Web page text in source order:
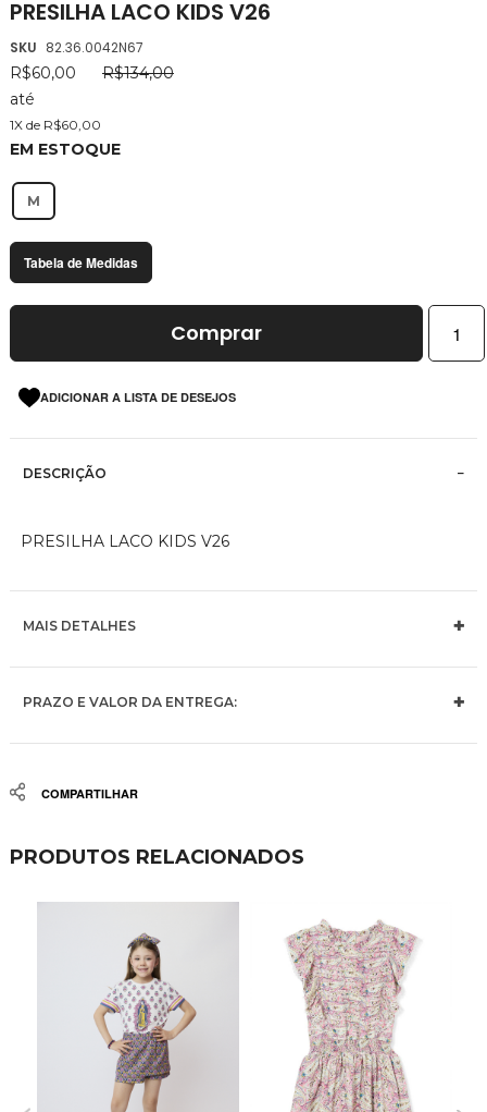
PRESILHA LACO KIDS V26
SKU 82.36.0042N67
R$60,00
R$134,00
até
1X de R$60,00
EM ESTOQUE
M
Tabela de Medidas
Comprar
ADICIONAR A LISTA DE DESEJOS
DESCRIÇÃO
PRESILHA LACO KIDS V26
MAIS DETALHES
PRAZO E VALOR DA ENTREGA:
Share
da
Galeria
de
imagens
PRODUTOS RELACIONADOS